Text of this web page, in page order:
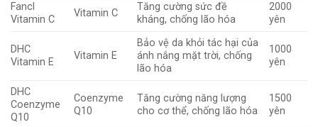
Fancl
Vitamin C
Vitamin C
Tăng cường sức đề
kháng, chống lão hóa
2000
yên
DHC
Vitamin E
Vitamin E
Bảo vệ da khỏi tác hại của
ánh nắng mặt trời, chống
lão hóa
1000
yên
DHC
Coenzyme
Q10
Coenzyme
Q10
Tăng cường năng lượng
cho cơ thể, chống lão hóa
1500
yên